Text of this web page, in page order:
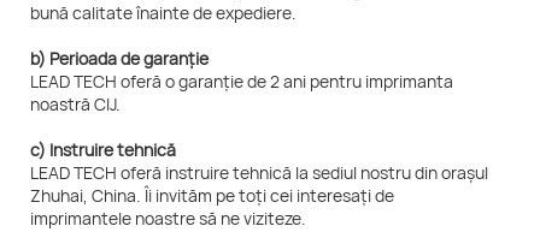
bună calitate înainte de expediere.
b) Perioada de garanție
LEAD TECH oferă o garanție de 2 ani pentru imprimanta
noastră CIJ.
c) Instruire tehnică
LEAD TECH oferă instruire tehnică la sediul nostru din orașul
Zhuhai, China. Îi invităm pe toți cei interesați de
imprimantele noastre să ne viziteze.